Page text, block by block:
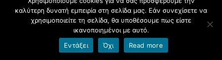
καλύτερη δυνατή εμπειρία στη σελίδα μας. Εάν συνεχίσετε να
χρησιμοποιείτε τη σελίδα, θα υποθέσουμε πως είστε
ικανοποιημένοι με αυτό.
Εντάξει
Όχι Read more